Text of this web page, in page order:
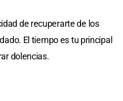
de recuperarte de los
El tiempo es tu principal
dolencias.